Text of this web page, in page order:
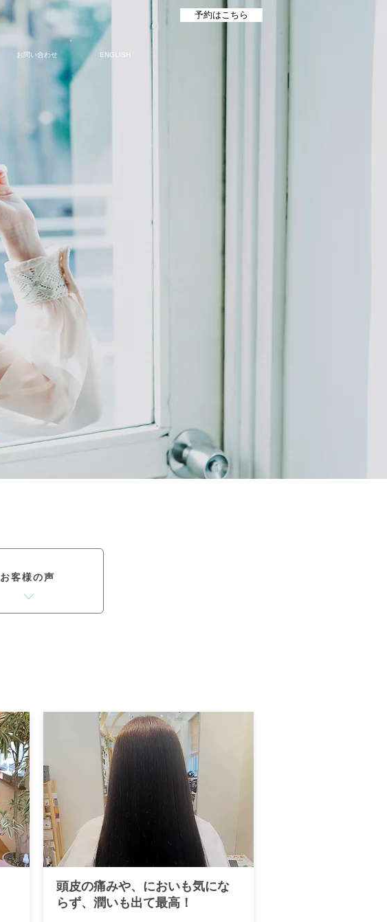
お問い合わせ ENGLISH
予約はこちら
お客様の声
頭皮の痛みや、においも気にな
らず、潤いも出て最高！